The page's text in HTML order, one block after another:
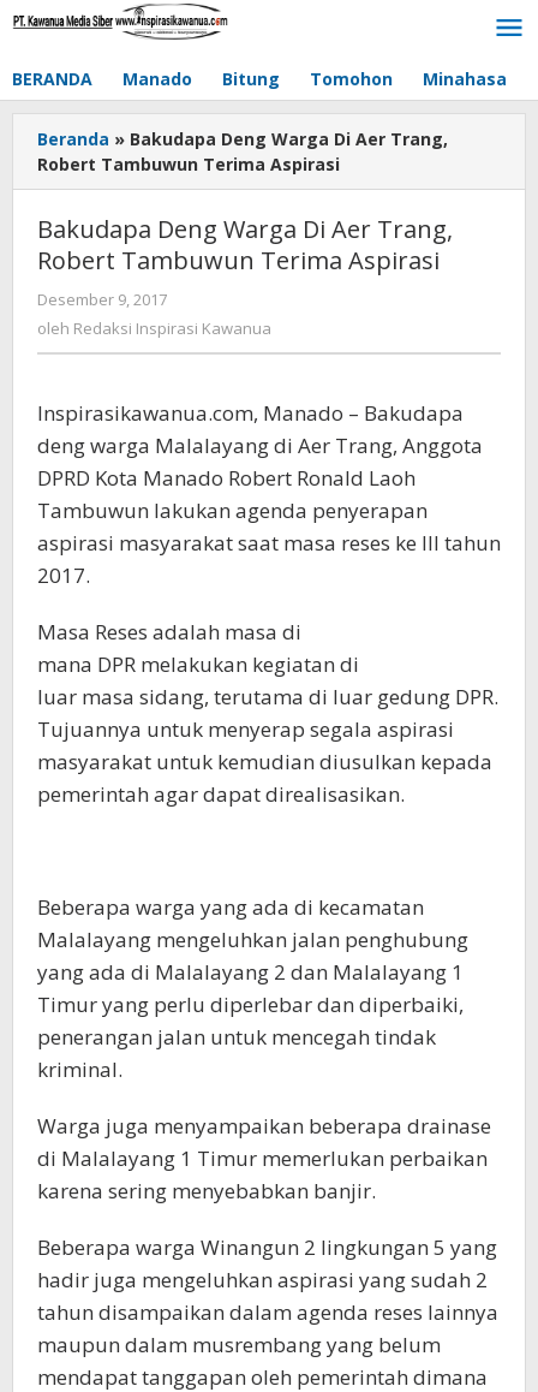
Lewati
BERANDA Manado Bitung Tomohon Minahasa
Beranda » Bakudapa Deng Warga Di Aer Trang,
Robert Tambuwun Terima Aspirasi
Bakudapa Deng Warga Di Aer Trang,
Robert Tambuwun Terima Aspirasi
Desember 9, 2017
Redaksi
oleh Redaksi Inspirasi Kawanua
Inspirasikawanua.com, Manado – Bakudapa
deng warga Malalayang di Aer Trang, Anggota
DPRD Kota Manado Robert Ronald Laoh
Tambuwun lakukan agenda penyerapan
aspirasi masyarakat saat masa reses ke III tahun
2017.
Masa Reses adalah masa di
mana DPR melakukan kegiatan di
luar masa sidang, terutama di luar gedung DPR.
Tujuannya untuk menyerap segala aspirasi
masyarakat untuk kemudian diusulkan kepada
pemerintah agar dapat direalisasikan.
Beberapa warga yang ada di kecamatan
Malalayang mengeluhkan jalan penghubung
yang ada di Malalayang 2 dan Malalayang 1
Timur yang perlu diperlebar dan diperbaiki,
penerangan jalan untuk mencegah tindak
kriminal.
Warga juga menyampaikan beberapa drainase
di Malalayang 1 Timur memerlukan perbaikan
karena sering menyebabkan banjir.
Beberapa warga Winangun 2 lingkungan 5 yang
hadir juga mengeluhkan aspirasi yang sudah 2
tahun disampaikan dalam agenda reses lainnya
maupun dalam musrembang yang belum
mendapat tanggapan oleh pemerintah dimana